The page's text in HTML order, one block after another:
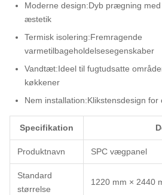
Moderne design:Dyb prægning
æstetik
Termisk isolering:Fremragende
varmetilbageholdelsesegenskaber
Vandtæt:Ideel til fugtudsatte
køkkener
Nem installation:Klikstensdesign
Specifikation
Produktnavn SPC vægpanel
Standard
størrelse
1220 mm × 2440